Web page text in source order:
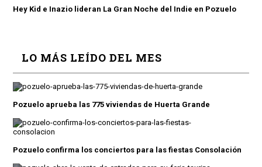
Hey Kid e Inazio lideran La Gran Noche del Indie en Pozuelo
LO MÁS LEÍDO DEL MES
Pozuelo aprueba las 775 viviendas de Huerta Grande
Pozuelo confirma los conciertos para las fiestas Consolación